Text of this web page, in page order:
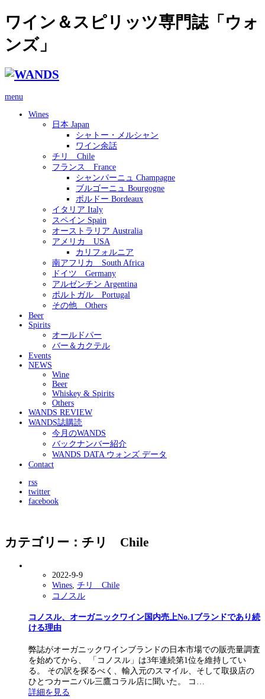
ワイン＆スピリッツ専門誌「ウォ
ンズ」
menu
Wines
日本 Japan
シャトー・メルシャン
ワイン余話
チリ Chile
フランス France
シャンパーニュ Champagne
ブルゴーニュ Bourgogne
ボルドー Bordeaux
イタリア Italy
スペイン Spain
オーストラリア Australia
アメリカ USA
カリフォルニア
南アフリカ South Africa
ドイツ Germany
アルゼンチン Argentina
ポルトガル Portugal
その他 Others
Beer
Spirits
オールドパー
バー＆カクテル
Events
NEWS
Wine
Beer
Whiskey & Spirits
Others
WANDS REVIEW
WANDS誌購読
今月のWANDS
バックナンバー紹介
WANDS DATA ウォンズ データ
Contact
rss
twitter
facebook
カテゴリー：チリ Chile
2022-9-9
Wines チリ Chile
コノスル
コノスル、オーガニックワイン国内売上No.1ブランドであり続
ける理由
弊誌がオーガニックワインブランドの日本市場での販売量調査
を始めてから、 「コノスル」は3年連続第1位を維持してい
る。 その訳を探るべく、輸入元のスマイル、そして取扱店の
ひとつカーニバル三鷹コラル店に聞いた。 コ…
詳細を見る